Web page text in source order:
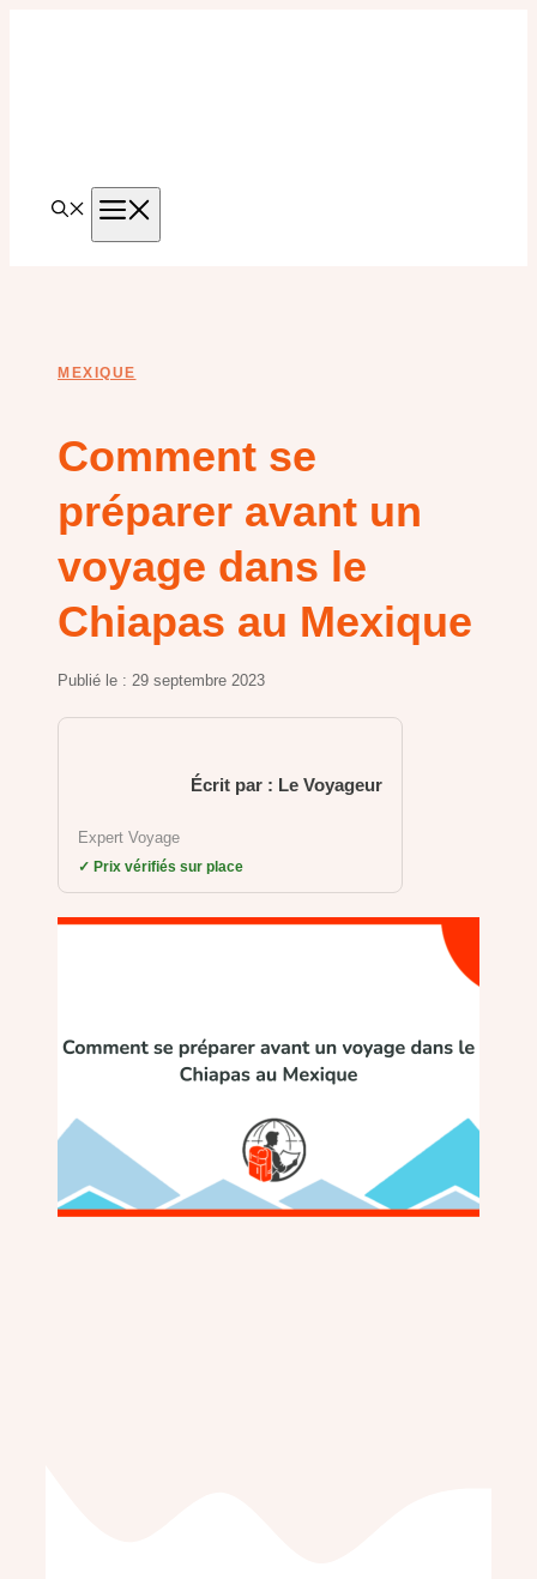
MEXIQUE
Comment se
préparer avant un
voyage dans le
Chiapas au Mexique
Publié le : 29 septembre 2023
Écrit par : Le Voyageur
Expert Voyage
✓ Prix vérifiés sur place